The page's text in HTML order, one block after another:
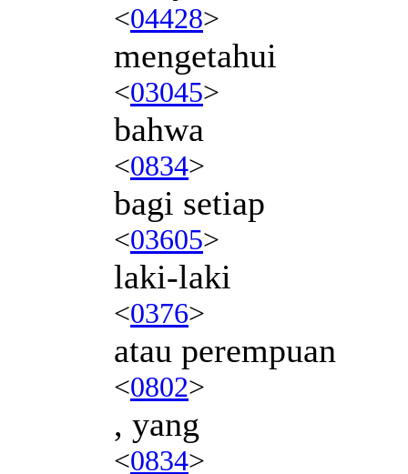
<04428>
mengetahui
<03045>
bahwa
<0834>
bagi setiap
<03605>
laki-laki
<0376>
atau perempuan
<0802>
, yang
<0834>